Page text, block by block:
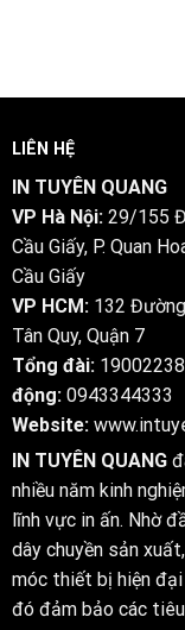
LIÊN HỆ
IN TUYÊN QUANG
VP Hà Nội: 29/155
Cầu Giấy, P. Quan
Cầu Giấy
VP HCM: 132 Đường
Tân Quy, Quận 7
Tổng đài: 19002238
động: 0943344333
Website:
IN TUYÊN QUANG
nhiều năm kinh
lĩnh vực in ấn. Nhờ
dây chuyền sản
móc thiết bị hiện
đó đảm bảo các